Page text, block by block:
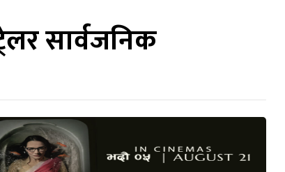
सार्वजनिक